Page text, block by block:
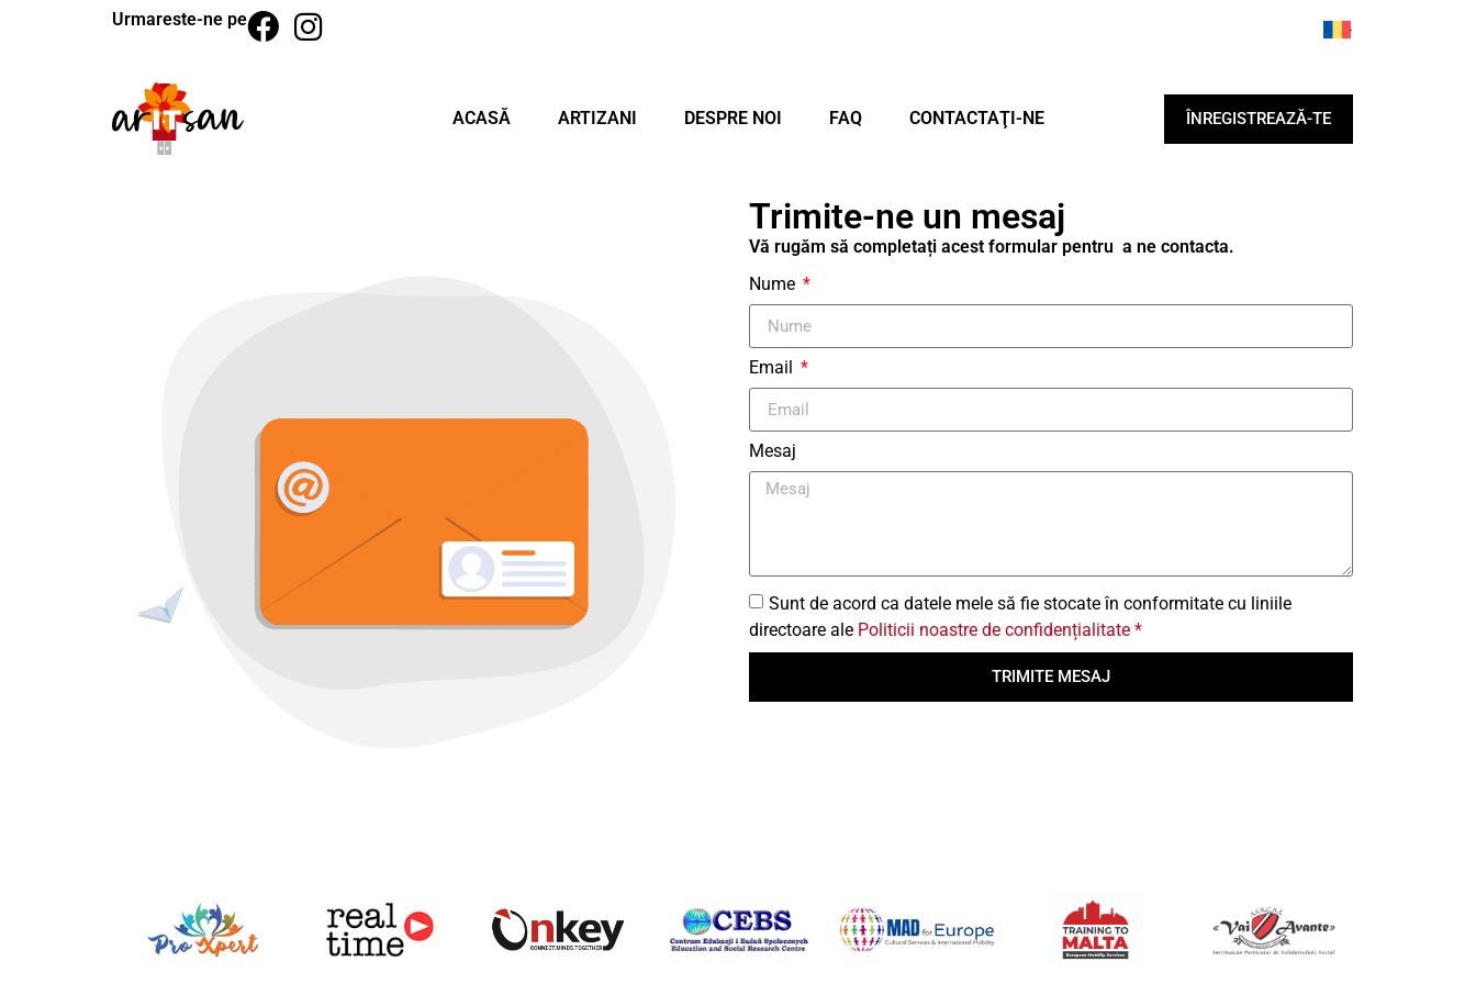
Urmareste-ne pe
ACASĂ ARTIZANI DESPRE NOI FAQ CONTACTAŢI-NE ÎNREGISTREAZĂ-TE
Trimite-ne un mesaj
Vă rugăm să completați acest formular pentru a ne contacta.
Nume
Email
Mesaj
Sunt de acord ca datele mele să fie stocate în conformitate cu liniile
directoare ale Politicii noastre de confidențialitate *
TRIMITE MESAJ